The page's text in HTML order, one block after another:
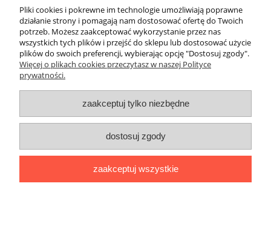
Twoje dane będą przetwarzane zgodnie z nasząpolityką
prywatności
Informacje ogólne
Zakupy
Zwroty
Formalne
Pliki cookies i pokrewne im technologie umożliwiają poprawne
działanie strony i pomagają nam dostosować ofertę do Twoich
potrzeb. Możesz zaakceptować wykorzystanie przez nas
wszystkich tych plików i przejść do sklepu lub dostosować użycie
plików do swoich preferencji, wybierając opcję "Dostosuj zgody".
Więcej o plikach cookies przeczytasz w naszej Polityce
prywatności.
zaakceptuj tylko niezbędne
dostosuj zgody
zaakceptuj wszystkie